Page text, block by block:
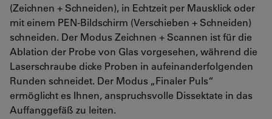
(Zeichnen + Schneiden), in Echtzeit per Mausklick oder
mit einem PEN-Bildschirm (Verschieben + Schneiden)
schneiden. Der Modus Zeichnen + Scannen ist für die
Ablation der Probe von Glas vorgesehen, während die
Laserschraube dicke Proben in aufeinanderfolgenden
Runden schneidet. Der Modus „Finaler Puls“
ermöglicht es Ihnen, anspruchsvolle Dissektate in das
Auffanggefäß zu leiten.